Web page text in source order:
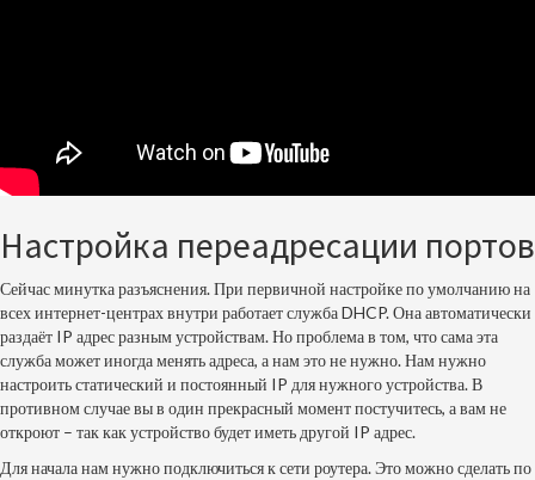
Настройка переадресации портов
Сейчас минутка разъяснения. При первичной настройке по умолчанию на
всех интернет-центрах внутри работает служба DHCP. Она автоматически
раздаёт IP адрес разным устройствам. Но проблема в том, что сама эта
служба может иногда менять адреса, а нам это не нужно. Нам нужно
настроить статический и постоянный IP для нужного устройства. В
противном случае вы в один прекрасный момент постучитесь, а вам не
откроют – так как устройство будет иметь другой IP адрес.
Для начала нам нужно подключиться к сети роутера. Это можно сделать по